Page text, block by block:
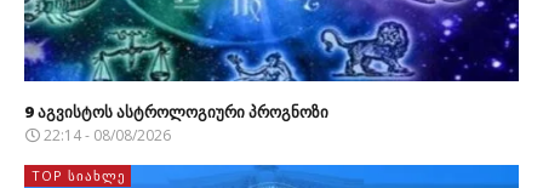
9 აგვისტოს ასტროლოგიური პროგნოზი
22:14 - 08/08/2026
TOP ᲡᲘᲐᲮᲚᲔ